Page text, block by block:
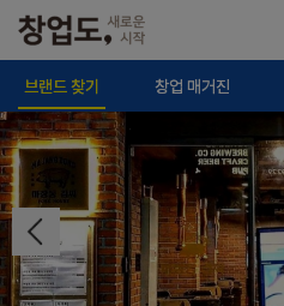
브랜드 찾기 창업 매거진